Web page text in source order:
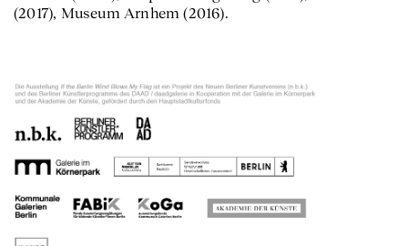
(2017), Museum Arnhem (2016).